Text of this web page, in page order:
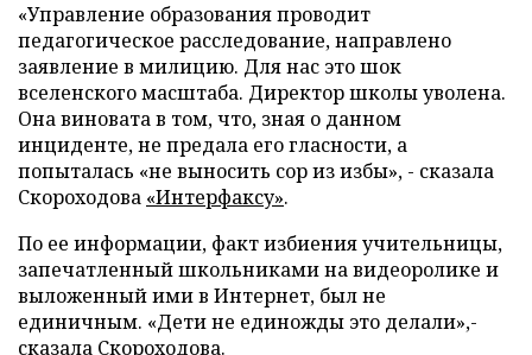
«Управление образования проводит
педагогическое расследование, направлено
заявление в милицию. Для нас это шок
вселенского масштаба. Директор школы уволена.
Она виновата в том, что, зная о данном
инциденте, не предала его гласности, а
попыталась «не выносить сор из избы», - сказала
Скороходова «Интерфаксу».
По ее информации, факт избиения учительницы,
запечатленный школьниками на видеоролике и
выложенный ими в Интернет, был не
единичным. «Дети не единожды это делали»,-
сказала Скороходова.